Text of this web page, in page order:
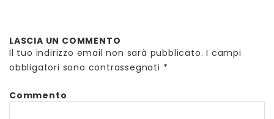
LASCIA UN COMMENTO
Il tuo indirizzo email non sarà pubblicato. I campi
obbligatori sono contrassegnati *
Commento